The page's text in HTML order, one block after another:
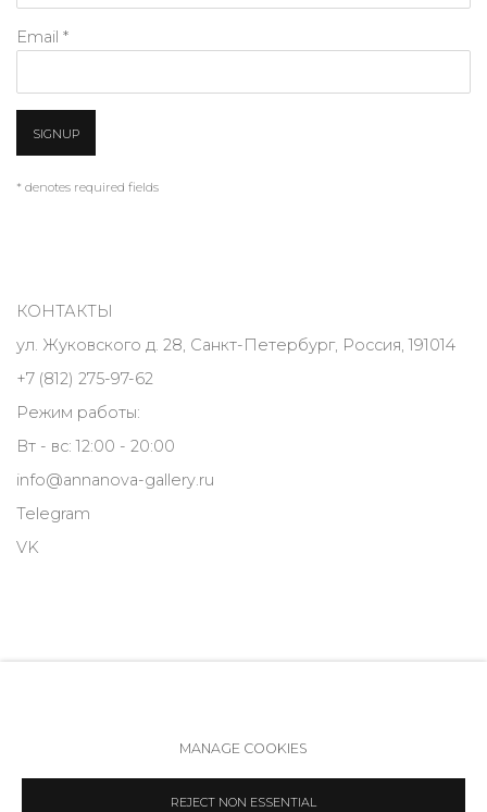
Email *
SIGNUP
* denotes required fields
КОНТАКТЫ
ул. Жуковского д. 28, Санкт-Петербург, Россия, 191014
+7 (812) 275-97-62
Режим работы:
Вт - вс: 12:00 - 20:00
info@annanova-gallery.ru
Telegram
VK
COPYRIGHT © 2026 ANNA NOVA GALLERY SITE BY ARTLOGIC
MANAGE COOKIES
REJECT NON ESSENTIAL